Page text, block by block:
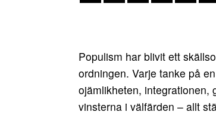
Populism har blivit ett
ordningen. Varje tanke på
ojämlikheten, integrationen,
vinsterna i välfärden – allt